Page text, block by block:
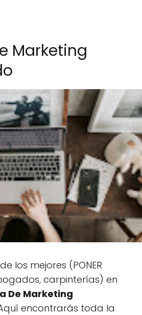
Marketing
los mejores (PONER
carpinterías) en
De Marketing
encontrarás toda la